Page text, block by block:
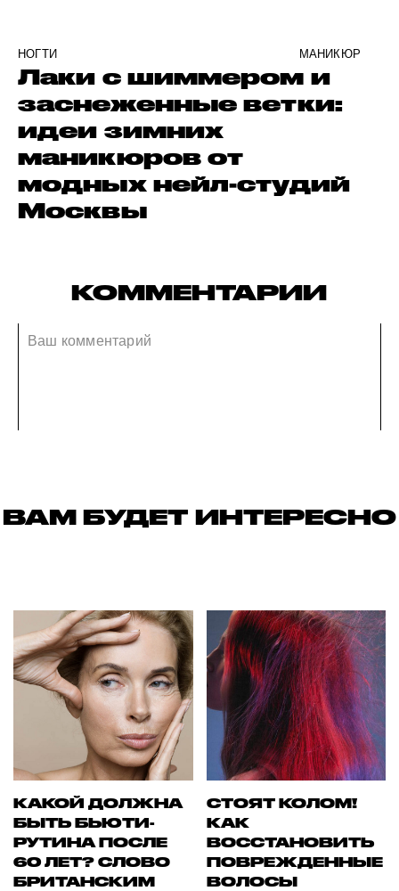
НОГТИ МАНИКЮР
Лаки с шиммером и
заснеженные ветки:
идеи зимних
маникюров от
модных нейл-студий
Москвы
КОММЕНТАРИИ
ВАМ БУДЕТ ИНТЕРЕСНО
КАКОЙ ДОЛЖНА
БЫТЬ БЬЮТИ-
РУТИНА ПОСЛЕ
60 ЛЕТ? СЛОВО
БРИТАНСКИМ
СТОЯТ КОЛОМ!
КАК
ВОССТАНОВИТЬ
ПОВРЕЖДЕННЫЕ
ВОЛОСЫ